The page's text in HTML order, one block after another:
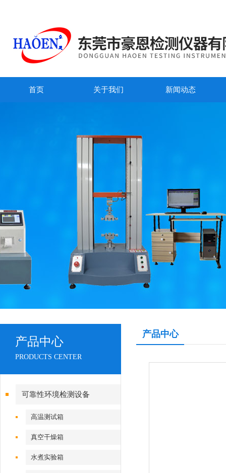
首页 关于我们 新闻动态
产品中心
PRODUCTS CENTER
可靠性环境检测设备
高温测试箱
真空干燥箱
水煮实验箱
产品中心